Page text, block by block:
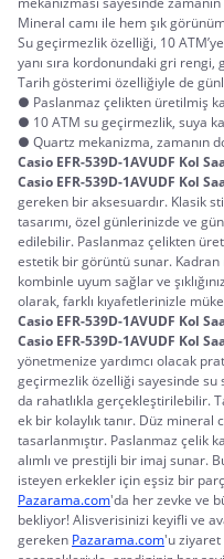
Mineral camı ile hem şık
Su geçirmezlik özelliği, 10
yanı sıra kordonundaki gri
Tarih gösterimi özelliğiyle de
● Paslanmaz çelikten üretilmiş
● 10 ATM su geçirmezlik, suya
● Quartz mekanizma, zamanın
Casio EFR-539D-1AVUDF Kol
Casio EFR-539D-1AVUDF Kol
gereken bir aksesuardır. Klasik
tasarımı, özel günlerinizde ve
edilebilir. Paslanmaz çelikten
estetik bir görüntü sunar.
kombinle uyum sağlar ve
olarak, farklı kıyafetlerinizle
Casio EFR-539D-1AVUDF Kol
Casio EFR-539D-1AVUDF Kol
yönetmenize yardımcı olacak
geçirmezlik özelliği sayesinde su
da rahatlıkla gerçekleştirilebilir.
ek bir kolaylık tanır. Düz mineral
tasarlanmıştır. Paslanmaz çelik
alımlı ve prestijli bir imaj sunar.
isteyen erkekler için eşsiz bir
Pazarama.com'da her zevke ve
bekliyor! Alisverisinizi keyifli ve
gereken Pazarama.com'u ziyaret